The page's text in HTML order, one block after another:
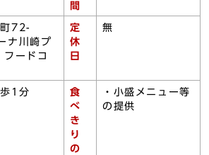
間
72-
ナ川崎プ
ードコ
定
休
日
無
1分
食
べ
き
り
の
・小盛メニュー等
の提供